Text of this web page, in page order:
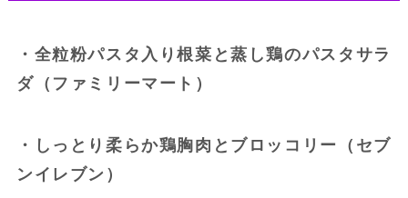
・全粒粉パスタ入り根菜と蒸し鶏のパスタサラ
ダ（ファミリーマート）
・しっとり柔らか鶏胸肉とブロッコリー（セブ
ンイレブン）